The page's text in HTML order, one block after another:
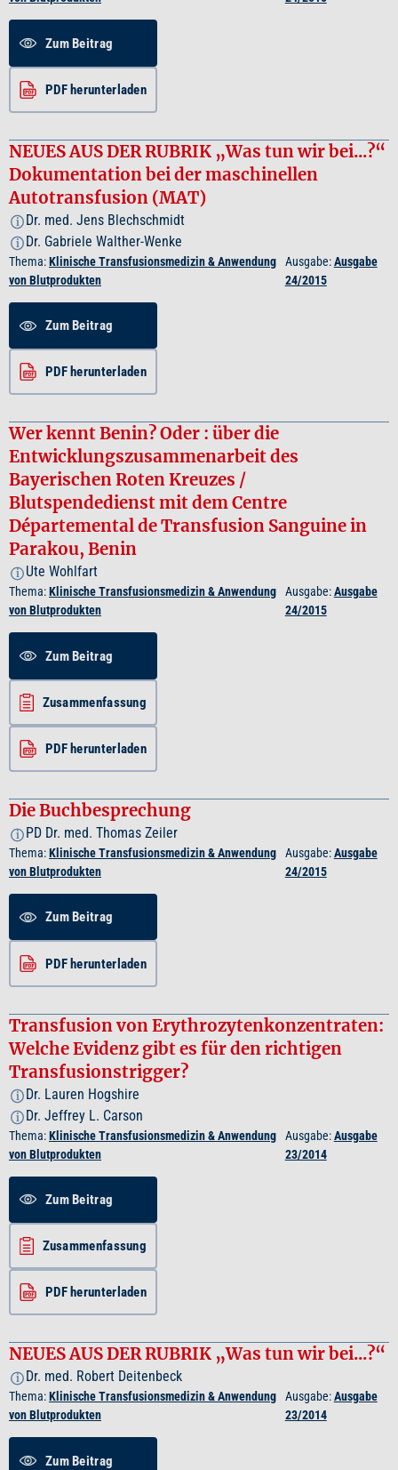
Zum Beitrag
PDF herunterladen
NEUES AUS DER RUBRIK „Was tun wir bei...?“
Dokumentation bei der maschinellen
Autotransfusion (MAT)
i Dr. med. Jens Blechschmidt
i Dr. Gabriele Walther-Wenke
Thema:Klinische Transfusionsmedizin & Anwendung
von Blutprodukten
Ausgabe:Ausgabe
24/2015
Zum Beitrag
PDF herunterladen
Wer kennt Benin? Oder : über die
Entwicklungszusammenarbeit des
Bayerischen Roten Kreuzes /
Blutspendedienst mit dem Centre
Départemental de Transfusion Sanguine in
Parakou, Benin
i Ute Wohlfart
Thema:Klinische Transfusionsmedizin & Anwendung
von Blutprodukten
Ausgabe:Ausgabe
24/2015
Zum Beitrag
Zusammenfassung
PDF herunterladen
Die Buchbesprechung
i PD Dr. med. Thomas Zeiler
Thema:Klinische Transfusionsmedizin & Anwendung
von Blutprodukten
Ausgabe:Ausgabe
24/2015
Zum Beitrag
PDF herunterladen
Transfusion von Erythrozytenkonzentraten:
Welche Evidenz gibt es für den richtigen
Transfusionstrigger?
i Dr. Lauren Hogshire
i Dr. Jeffrey L. Carson
Thema:Klinische Transfusionsmedizin & Anwendung
von Blutprodukten
Ausgabe:Ausgabe
23/2014
Zum Beitrag
Zusammenfassung
PDF herunterladen
NEUES AUS DER RUBRIK „Was tun wir bei...?“
i Dr. med. Robert Deitenbeck
Thema:Klinische Transfusionsmedizin & Anwendung
von Blutprodukten
Ausgabe:Ausgabe
23/2014
Zum Beitrag